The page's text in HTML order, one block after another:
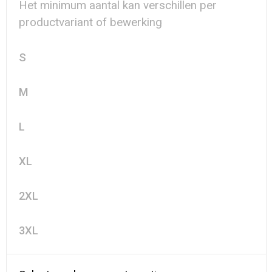
Het minimum aantal kan verschillen per
productvariant of bewerking
S
M
L
XL
2XL
3XL